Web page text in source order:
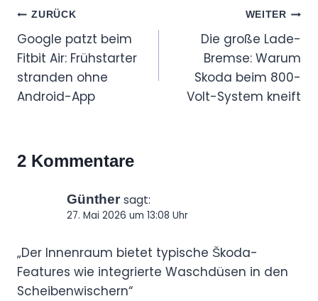
Beitragsnavigation
ZURÜCK
Google patzt beim
Fitbit Air: Frühstarter
stranden ohne
Android-App
WEITER
Die große Lade-
Bremse: Warum
Skoda beim 800-
Volt-System kneift
2 Kommentare
Günther sagt:
27. Mai 2026 um 13:08 Uhr
„Der Innenraum bietet typische Škoda-
Features wie integrierte Waschdüsen in den
Scheibenwischern“